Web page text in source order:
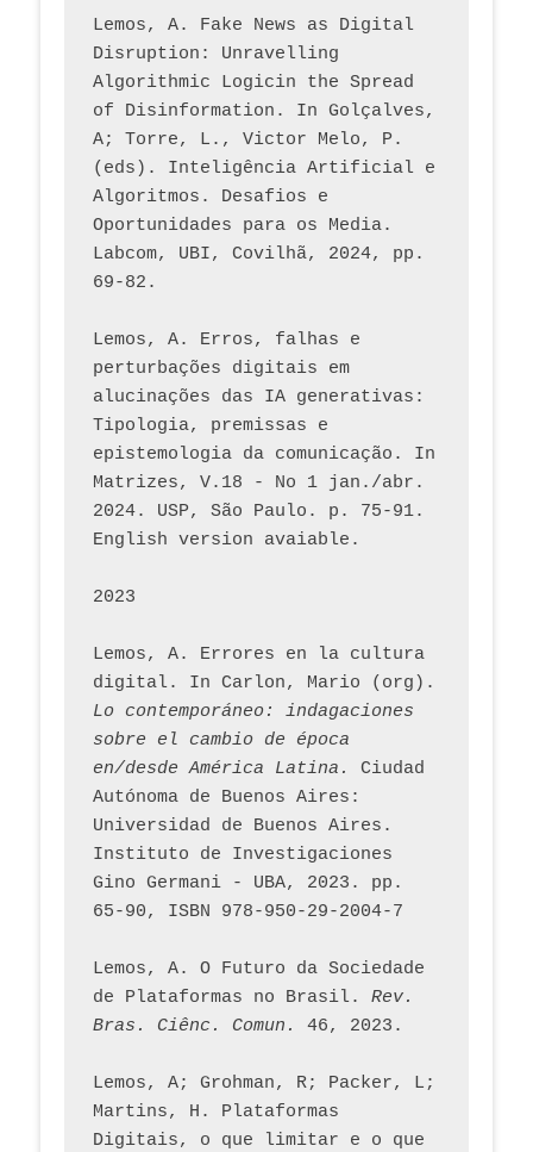
Lemos, A. Fake News as Digital
Disruption: Unravelling
Algorithmic Logicin the Spread
of Disinformation. In Golçalves,
A; Torre, L., Victor Melo, P.
(eds). Inteligência Artificial e
Algoritmos. Desafios e
Oportunidades para os Media.
Labcom, UBI, Covilhã, 2024, pp.
69-82.
Lemos, A. Erros, falhas e
perturbações digitais em
alucinações das IA generativas:
Tipologia, premissas e
epistemologia da comunicação. In
Matrizes, V.18 - No 1 jan./abr.
2024. USP, São Paulo. p. 75-91.
English version avaiable.
2023
Lemos, A. Errores en la cultura
Lo contemporáneo: indagaciones
sobre el cambio de época
en/desde América Latina.
Ciudad
Autónoma de Buenos Aires:
Universidad de Buenos Aires.
Instituto de Investigaciones
Gino Germani - UBA, 2023. pp.
65-90, ISBN 978-950-29-2004-7
Lemos, A. O Futuro da Sociedade
de Plataformas no Brasil. Rev.
Bras. Ciênc. Comun.
Lemos, A; Grohman, R; Packer, L;
Martins, H. Plataformas
Digitais, o que limitar e o que